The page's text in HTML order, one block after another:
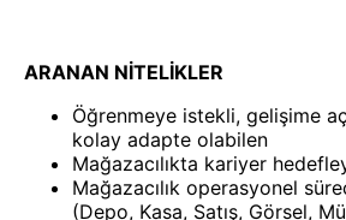
ARANAN NİTELİKLER
Öğrenmeye istekli, gelişime
kolay adapte olabilen
Mağazacılıkta kariyer
Mağazacılık operasyonel
(Depo, Kasa, Satış, Görsel,